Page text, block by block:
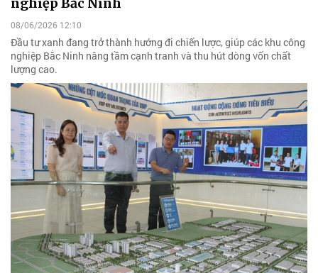
08/06/2026 12:10
Đầu tư xanh đang trở thành hướng đi chiến lược, giúp các khu công
nghiệp Bắc Ninh nâng tầm cạnh tranh và thu hút dòng vốn chất
lượng cao.